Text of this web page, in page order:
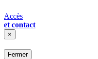
Accès
et contact
×
Fermer